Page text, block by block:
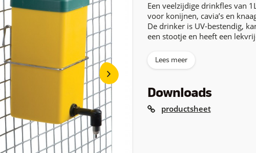
Een veelzijdige drinkfles van
voor konijnen, cavia’s en
De drinker is UV-bestendig,
een stootje en heeft een
Lees meer
Downloads
productsheet